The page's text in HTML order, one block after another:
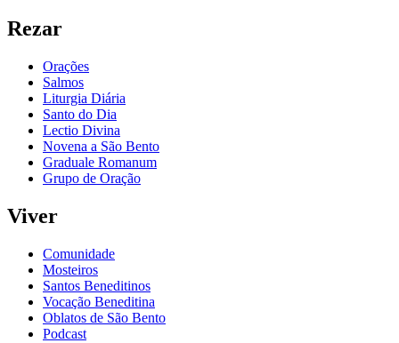
Rezar
Orações
Salmos
Liturgia Diária
Santo do Dia
Lectio Divina
Novena a São Bento
Graduale Romanum
Grupo de Oração
Viver
Comunidade
Mosteiros
Santos Beneditinos
Vocação Beneditina
Oblatos de São Bento
Podcast